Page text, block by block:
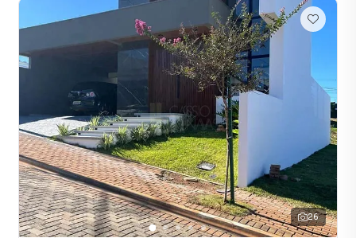
Anuncie seu imóvel! É fácil, rápido e gratuito! A Cássio
Navas Imóveis é uma imobiliária digital com imóveis em
diversas cidades do Brasil, incluindo Apucarana.
Na Cássio Navas Imóveis você consegue vender seu
imóvel muito mais rápido do que em imobiliárias
tradicionais. Já vendemos diversos imóveis em Apucarana,
especialmente em Vila Santa Rosa. Isso porque temos
uma equipe de marketing digital focada em produzir
campanhas específicas para Apucarana, o que aumenta
muito o número de contatos interessados e tendo como
consequência uma maior chance de vender seu imóvel
26